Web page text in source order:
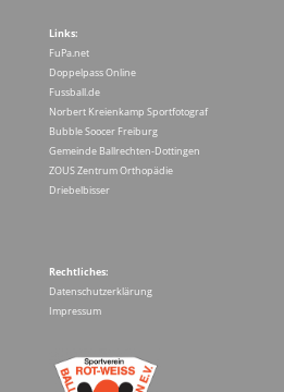
Links:
FuPa.net
Doppelpass Online
Fussball.de
Norbert Kreienkamp Sportfotograf
Bubble Soocer Freiburg
Gemeinde Ballrechten-Dottingen
ZOUS Zentrum Orthopädie
Driebelbisser
Rechtliches:
Datenschutzerklärung
Impressum